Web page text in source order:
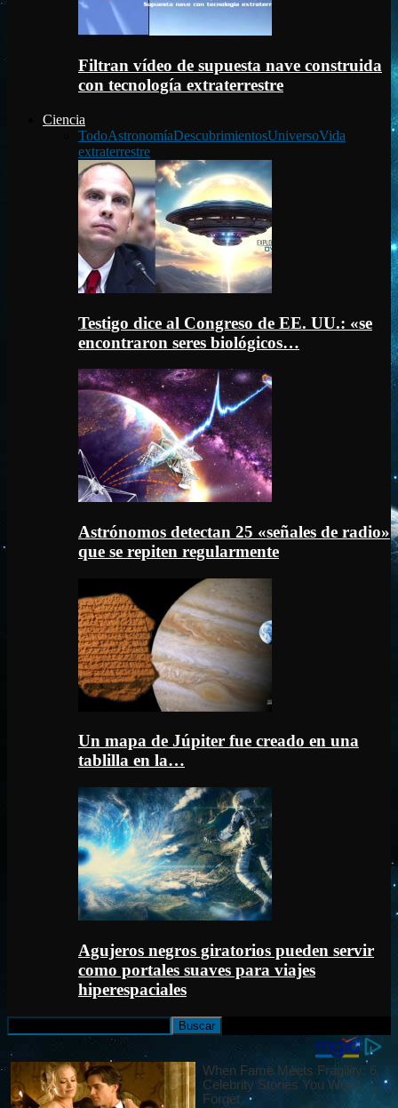
Filtran vídeo de supuesta nave construida
con tecnología extraterrestre
Ciencia
TodoAstronomíaDescubrimientosUniversoVida
extraterrestre
Testigo dice al Congreso de EE. UU.: «se
encontraron seres biológicos…
Astrónomos detectan 25 «señales de radio»
que se repiten regularmente
Un mapa de Júpiter fue creado en una
tablilla en la…
Agujeros negros giratorios pueden servir
como portales suaves para viajes
hiperespaciales